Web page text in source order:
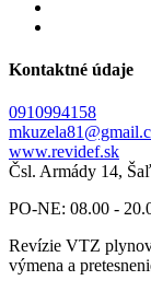
Kontaktné údaje
0910994158
www.revidef.sk
Čsl. Armády 14,
PO-NE: 08.00 -
Revízie VTZ
výmena a